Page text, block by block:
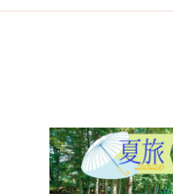
名所・旧跡 温泉・スパ